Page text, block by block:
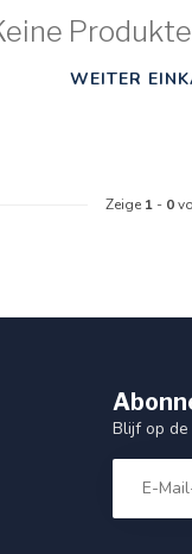
WEITER
Zeige 1 - 0
Blijf op